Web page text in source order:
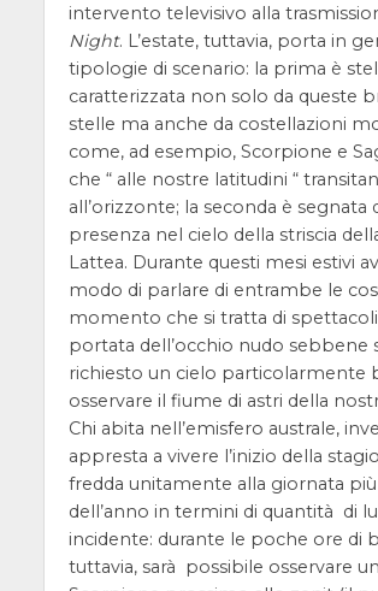
intervento televisivo alla
Night. L’estate, tuttavia, porta in
tipologie di scenario: la prima è
caratterizzata non solo da queste
stelle ma anche da costellazioni
come, ad esempio, Scorpione e
che “ alle nostre latitudini “
all’orizzonte; la seconda è segnata
presenza nel cielo della striscia
Lattea. Durante questi mesi estivi
modo di parlare di entrambe le
momento che si tratta di spettacoli
portata dell’occhio nudo sebbene
richiesto un cielo particolarmente
osservare il fiume di astri della
Chi abita nell’emisfero australe,
appresta a vivere l’inizio della
fredda unitamente alla giornata
dell’anno in termini di quantità di
incidente: durante le poche ore di
tuttavia, sarà possibile osservare